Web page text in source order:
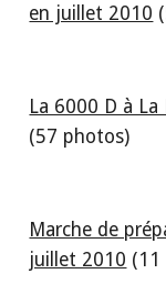
en juillet 2010
La 6000 D à
(57 photos)
Marche de
juillet 2010 (11